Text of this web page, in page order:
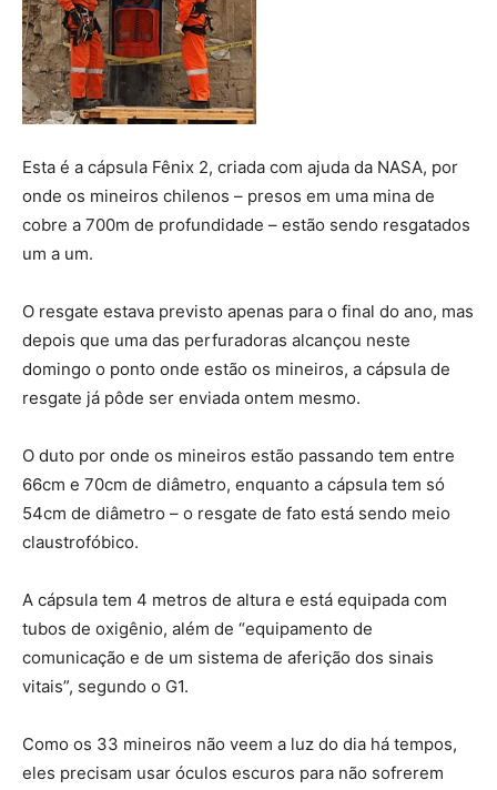
Esta é a cápsula Fênix 2, criada com ajuda da NASA, por
onde os mineiros chilenos – presos em uma mina de
cobre a 700m de profundidade – estão sendo resgatados
um a um.
O resgate estava previsto apenas para o final do ano, mas
depois que uma das perfuradoras alcançou neste
domingo o ponto onde estão os mineiros, a cápsula de
resgate já pôde ser enviada ontem mesmo.
O duto por onde os mineiros estão passando tem entre
66cm e 70cm de diâmetro, enquanto a cápsula tem só
54cm de diâmetro – o resgate de fato está sendo meio
claustrofóbico.
A cápsula tem 4 metros de altura e está equipada com
tubos de oxigênio, além de “equipamento de
comunicação e de um sistema de aferição dos sinais
vitais”, segundo o G1.
Como os 33 mineiros não veem a luz do dia há tempos,
eles precisam usar óculos escuros para não sofrerem